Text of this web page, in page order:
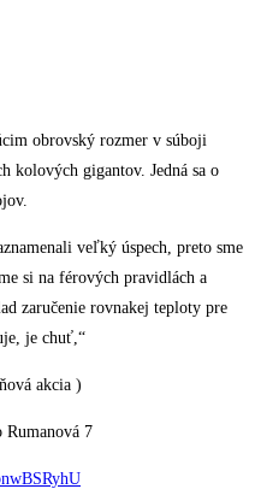
obrovský rozmer v súboji
kolových gigantov. Jedná sa o
veľký úspech, preto sme
si na férových pravidlách a
zaručenie rovnakej teploty pre
je chuť,“
akcia )
Rumanová 7